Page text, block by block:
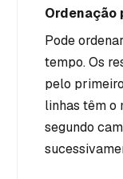
Ordenação
Pode
tempo. Os
pelo
linhas têm o
segundo